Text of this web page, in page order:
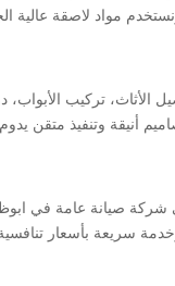
مواد لاصقة عالية
تركيب
أنيقة وتنفيذ متقن يدوم
صيانة عامة في
سريعة بأسعار